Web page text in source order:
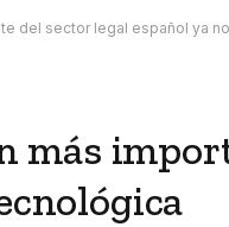
del sector legal español ya
más